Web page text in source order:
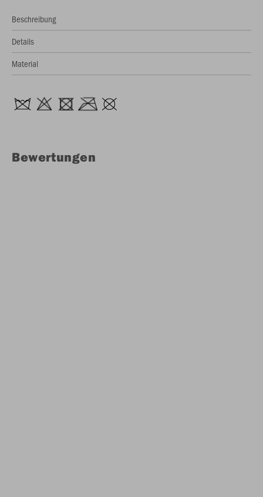
Beschreibung
Details
Material
Bewertungen